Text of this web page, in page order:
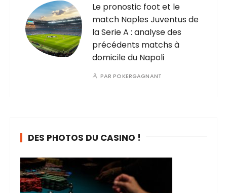
Le pronostic foot et le
match Naples Juventus de
la Serie A : analyse des
précédents matchs à
domicile du Napoli
PARPOKERGAGNANT
DES PHOTOS DU CASINO !